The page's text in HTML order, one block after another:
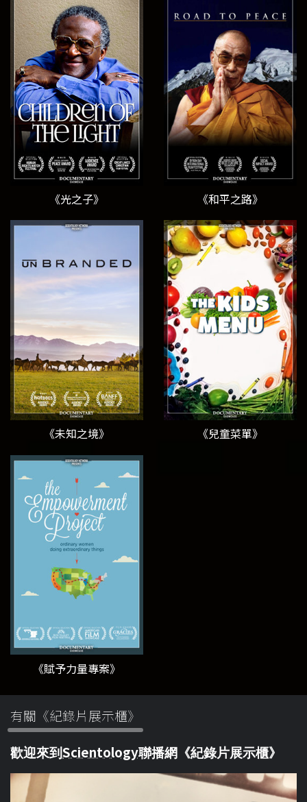
《光之子》 《和平之路》
《未知之境》 《兒童菜單》
《賦予力量專案》
有關《紀錄片展示櫃》
歡迎來到Scientology聯播網《紀錄片展示櫃》